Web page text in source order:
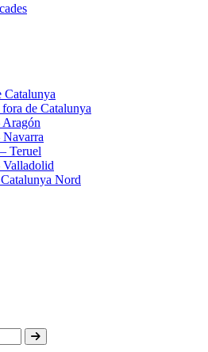
Catalunya
de Catalunya
Aragón
Navarra
Teruel
Valladolid
Nord